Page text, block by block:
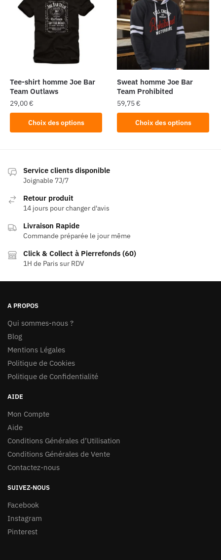
Les
options
peuvent
choisies
la
page
du
produit
Tee-shirt homme Joe Bar
Team Outlaws
29,00€
Choix des options
produit
variations.
Les
peuvent
choisies
la
page
Sweat homme Joe Bar
Team Prohibited
59,75€
Choix des options
produit
sur
la
Service clients disponible
Joignable 7J/7
Retour produit
14 jours pour changer d'avis
Livraison Rapide
Commande préparée le jour même
Click & Collect à Pierrefonds (60)
1H de Paris sur RDV
A PROPOS
Qui sommes-nous ?
Blog
Mentions Légales
Politique de Cookies
Politique de Confidentialité
AIDE
Mon Compte
Aide
Conditions Générales d’Utilisation
Conditions Générales de Vente
Contactez-nous
SUIVEZ-NOUS
Facebook
Instagram
Pinterest